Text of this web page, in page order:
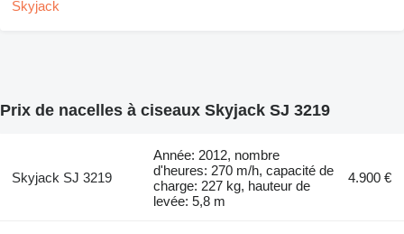
Prix de nacelles à ciseaux Skyjack SJ 3219
Skyjack SJ 3219
Année: 2012, nombre
d'heures: 270 m/h, capacité de
charge: 227 kg, hauteur de
levée: 5,8 m
4.900 €